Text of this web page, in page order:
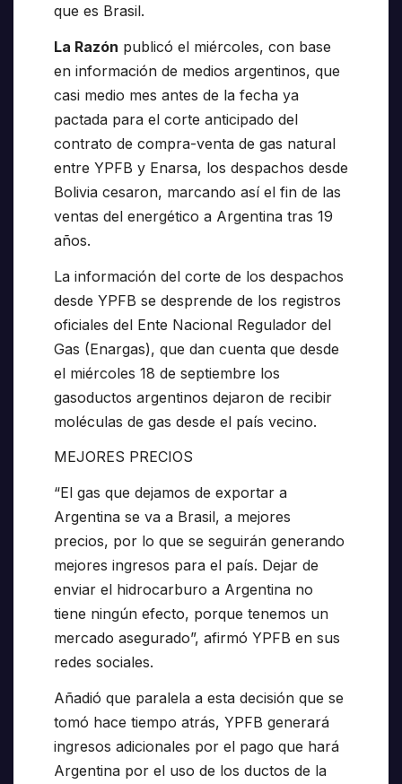
que es Brasil.
La Razón publicó el miércoles, con base
en información de medios argentinos, que
casi medio mes antes de la fecha ya
pactada para el corte anticipado del
contrato de compra-venta de gas natural
entre YPFB y Enarsa, los despachos desde
Bolivia cesaron, marcando así el fin de las
ventas del energético a Argentina tras 19
años.
La información del corte de los despachos
desde YPFB se desprende de los registros
oficiales del Ente Nacional Regulador del
Gas (Enargas), que dan cuenta que desde
el miércoles 18 de septiembre los
gasoductos argentinos dejaron de recibir
moléculas de gas desde el país vecino.
MEJORES PRECIOS
“El gas que dejamos de exportar a
Argentina se va a Brasil, a mejores
precios, por lo que se seguirán generando
mejores ingresos para el país. Dejar de
enviar el hidrocarburo a Argentina no
tiene ningún efecto, porque tenemos un
mercado asegurado”, afirmó YPFB en sus
redes sociales.
Añadió que paralela a esta decisión que se
tomó hace tiempo atrás, YPFB generará
ingresos adicionales por el pago que hará
Argentina por el uso de los ductos de la